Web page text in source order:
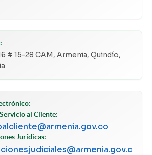
# 15-28 CAM, Armenia, Quindío,
al Cliente:
Jurídicas: